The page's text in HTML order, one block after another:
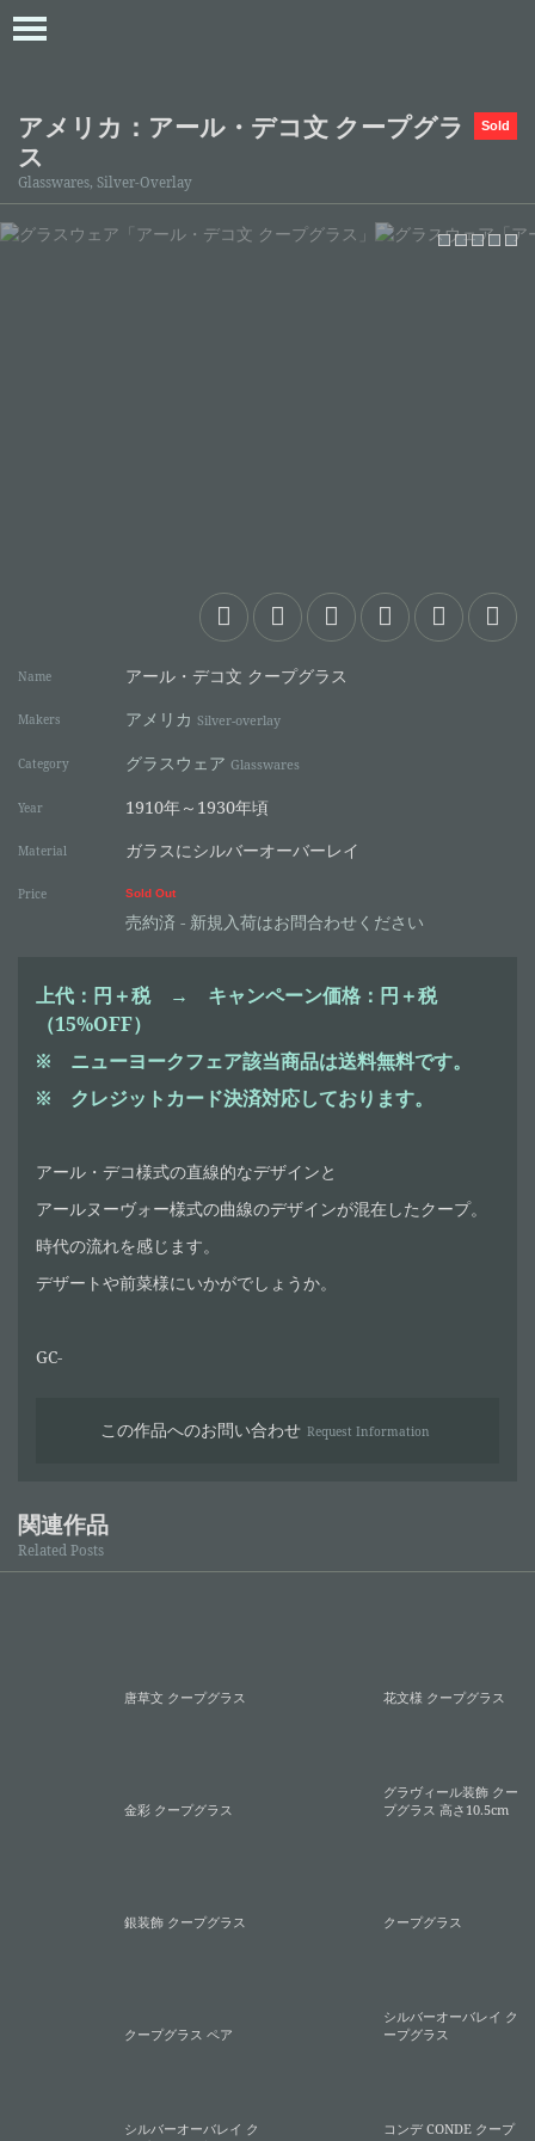
Sold
アメリカ：アール・デコ文 クープグラ
ス
Glasswares, Silver-Overlay
Name アール・デコ文 クープグラス
Makers アメリカ Silver-overlay
Category グラスウェア Glasswares
Year 1910年～1930年頃
Material ガラスにシルバーオーバーレイ
Price Sold Out
売約済 - 新規入荷はお問合わせください
上代：円＋税 → キャンペーン価格： 円＋税
（15%OFF）
※ ニューヨークフェア該当商品は送料無料です。
※ クレジットカード決済対応しております。
アール・デコ様式の直線的なデザインと
アールヌーヴォー様式の曲線のデザインが混在したクープ。
時代の流れを感じます。
デザートや前菜様にいかがでしょうか。
GC-
この作品へのお問い合わせ Request Information
関連作品
Related Posts
唐草文 クープグラス 花文様 クープグラス
金彩 クープグラス
グラヴィール装飾 クー
プグラス 高さ10.5cm
銀装飾 クープグラス クープグラス
クープグラス ペア
シルバーオーバレイ ク
ープグラス
シルバーオーバレイ ク
コンデ CONDE クープ